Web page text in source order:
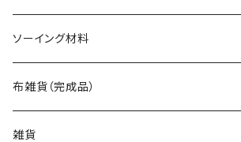
バッグ（型紙）
トートバッグ（型紙）
ショルダーバッグ（型紙）
ポーチ・ケース（型紙）
ファスナーポーチ（型紙）
巾着袋・布袋（型紙）
ソーイング材料
生地
キット
布雑貨（完成品）
バッグ
雑貨